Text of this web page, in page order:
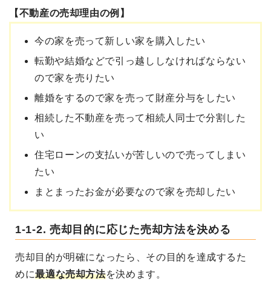
【不動産の売却理由の例】
今の家を売って新しい家を購入したい
転勤や結婚などで引っ越ししなければならない
ので家を売りたい
離婚をするので家を売って財産分与をしたい
相続した不動産を売って相続人同士で分割した
い
住宅ローンの支払いが苦しいので売ってしまい
たい
まとまったお金が必要なので家を売却したい
1-1-2. 売却目的に応じた売却方法を決める
売却目的が明確になったら、その目的を達成するた
めに最適な売却方法を決めます。